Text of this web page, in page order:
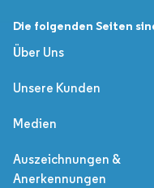
Die folgenden Seiten
Über Uns
Unsere Kunden
Medien
Auszeichnungen &
Anerkennungen